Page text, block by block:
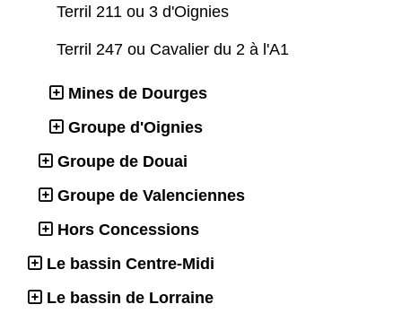
Terril 211 ou 3 d'Oignies
Terril 247 ou Cavalier du 2 à l'A1
Mines de Dourges
Groupe d'Oignies
Groupe de Douai
Groupe de Valenciennes
Hors Concessions
Le bassin Centre-Midi
Le bassin de Lorraine